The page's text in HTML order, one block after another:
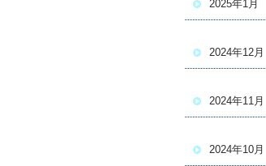
2025年1月
2024年12月
2024年11月
2024年10月